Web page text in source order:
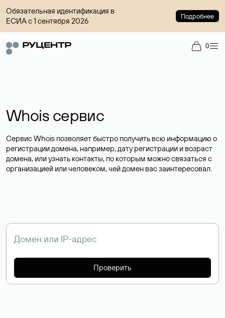
Обязательная идентификация в
ЕСИА с 1 сентября 2026
Подробнее
0
Whois сервис
Сервис Whois позволяет быстро получить всю информацию о
регистрации домена, например, дату регистрации и возраст
домена, или узнать контакты, по которым можно связаться с
организацией или человеком, чей домен вас заинтересовал.
Проверить